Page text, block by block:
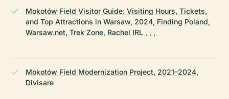
Mokotów Field Visitor Guide: Visiting Hours, Tickets,
and Top Attractions in Warsaw, 2024, Finding Poland,
Warsaw.net, Trek Zone, Rachel IRL , , ,
Mokotów Field Modernization Project, 2021–2024,
Divisare